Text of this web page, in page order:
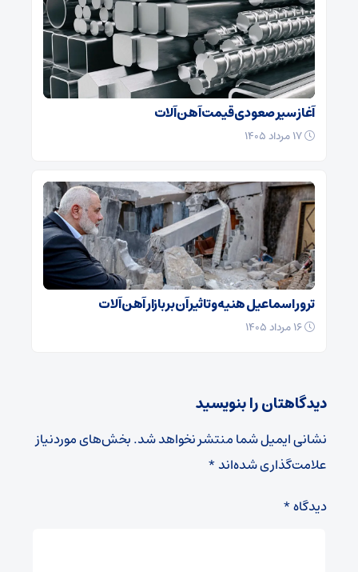
آغاز سیر صعودی قیمت آهن آلات
ترور اسماعیل هنیه و تاثیر آن بر بازار آهن آلات
دیدگاهتان را بنویسید
نشانی ایمیل شما منتشر نخواهد شد.بخش‌های موردنیاز
علامت‌گذاری شده‌اند*
دیدگاه*